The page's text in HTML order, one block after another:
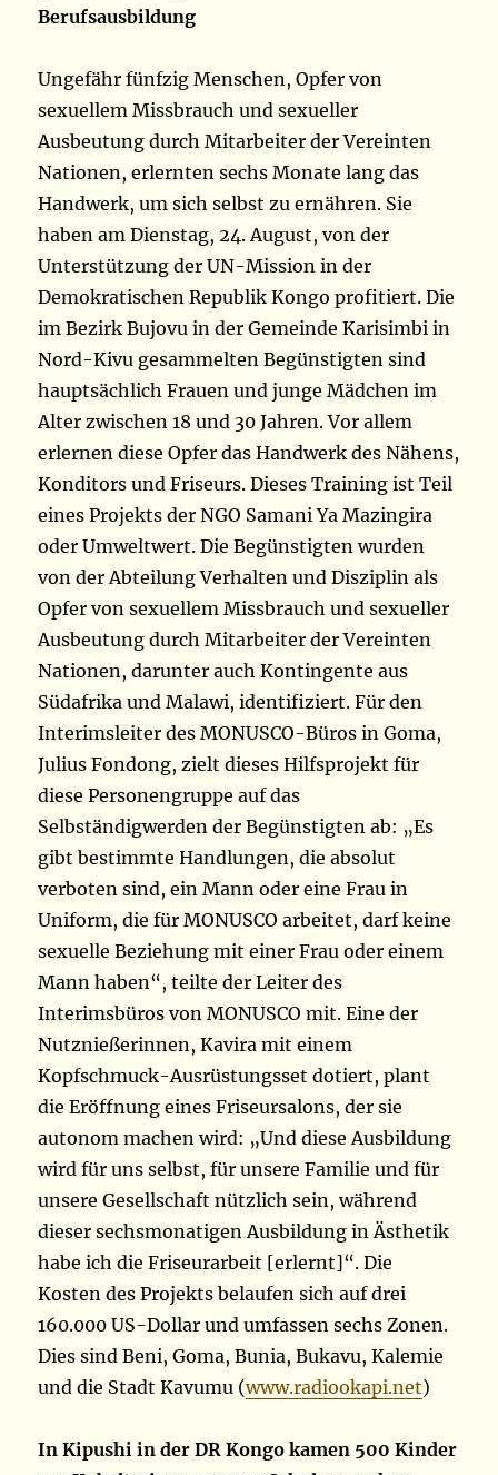
Berufsausbildung
Ungefähr fünfzig Menschen, Opfer von
sexuellem Missbrauch und sexueller
Ausbeutung durch Mitarbeiter der Vereinten
Nationen, erlernten sechs Monate lang das
Handwerk, um sich selbst zu ernähren. Sie
haben am Dienstag, 24. August, von der
Unterstützung der UN-Mission in der
Demokratischen Republik Kongo profitiert. Die
im Bezirk Bujovu in der Gemeinde Karisimbi in
Nord-Kivu gesammelten Begünstigten sind
hauptsächlich Frauen und junge Mädchen im
Alter zwischen 18 und 30 Jahren. Vor allem
erlernen diese Opfer das Handwerk des Nähens,
Konditors und Friseurs. Dieses Training ist Teil
eines Projekts der NGO Samani Ya Mazingira
oder Umweltwert. Die Begünstigten wurden
von der Abteilung Verhalten und Disziplin als
Opfer von sexuellem Missbrauch und sexueller
Ausbeutung durch Mitarbeiter der Vereinten
Nationen, darunter auch Kontingente aus
Südafrika und Malawi, identifiziert. Für den
Interimsleiter des MONUSCO-Büros in Goma,
Julius Fondong, zielt dieses Hilfsprojekt für
diese Personengruppe auf das
Selbständigwerden der Begünstigten ab: „Es
gibt bestimmte Handlungen, die absolut
verboten sind, ein Mann oder eine Frau in
Uniform, die für MONUSCO arbeitet, darf keine
sexuelle Beziehung mit einer Frau oder einem
Mann haben“, teilte der Leiter des
Interimsbüros von MONUSCO mit. Eine der
Nutznießerinnen, Kavira mit einem
Kopfschmuck-Ausrüstungsset dotiert, plant
die Eröffnung eines Friseursalons, der sie
autonom machen wird: „Und diese Ausbildung
wird für uns selbst, für unsere Familie und für
unsere Gesellschaft nützlich sein, während
dieser sechsmonatigen Ausbildung in Ästhetik
habe ich die Friseurarbeit [erlernt]“. Die
Kosten des Projekts belaufen sich auf drei
160.000 US-Dollar und umfassen sechs Zonen.
Dies sind Beni, Goma, Bunia, Bukavu, Kalemie
und die Stadt Kavumu (www.radiookapi.net)
In Kipushi in der DR Kongo kamen 500 Kinder